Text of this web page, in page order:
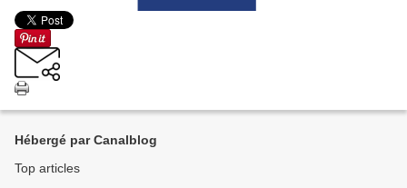
Hébergé par Canalblog
Top articles